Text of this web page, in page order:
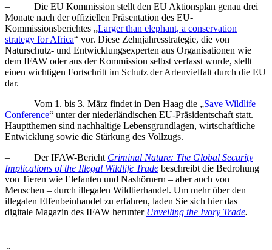
– Die EU Kommission stellt den EU Aktionsplan genau drei
Monate nach der offiziellen Präsentation des EU-
Kommissionsberichtes „Larger than elephant, a conservation
strategy for Africa“ vor. Diese Zehnjahresstrategie, die von
Naturschutz- und Entwicklungsexperten aus Organisationen wie
dem IFAW oder aus der Kommission selbst verfasst wurde, stellt
einen wichtigen Fortschritt im Schutz der Artenvielfalt durch die EU
dar.
– Vom 1. bis 3. März findet in Den Haag die „Save Wildlife
Conference“ unter der niederländischen EU-Präsidentschaft statt.
Hauptthemen sind nachhaltige Lebensgrundlagen, wirtschaftliche
Entwicklung sowie die Stärkung des Vollzugs.
– Der IFAW-Bericht Criminal Nature: The Global Security
Implications of the Illegal Wildlife Trade beschreibt die Bedrohung
von Tieren wie Elefanten und Nashörnern – aber auch von
Menschen – durch illegalen Wildtierhandel. Um mehr über den
illegalen Elfenbeinhandel zu erfahren, laden Sie sich hier das
digitale Magazin des IFAW herunter Unveiling the Ivory Trade.